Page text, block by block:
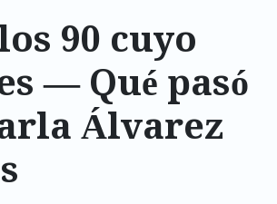
90 cuyo
— Qué pasó
Álvarez